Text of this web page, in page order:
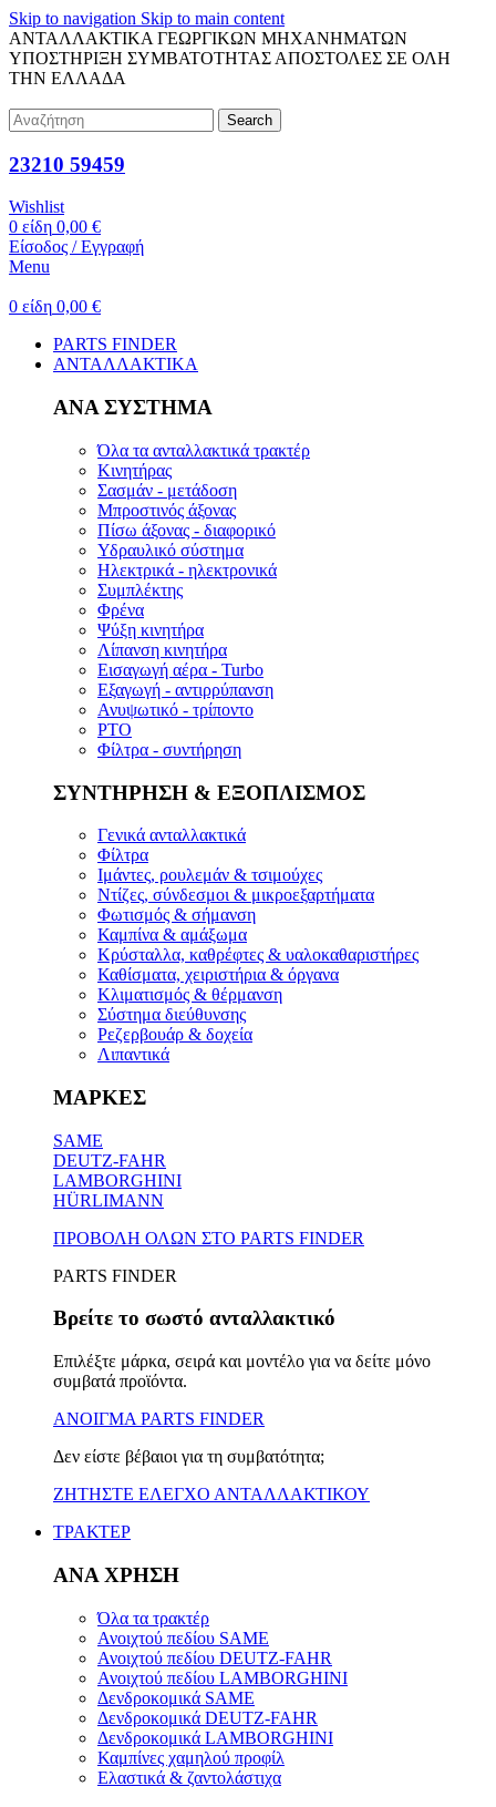
Skip to navigation Skip to main content
ΑΝΤΑΛΛΑΚΤΙΚΑ ΓΕΩΡΓΙΚΩΝ ΜΗΧΑΝΗΜΑΤΩΝ
ΥΠΟΣΤΗΡΙΞΗ ΣΥΜΒΑΤΟΤΗΤΑΣ ΑΠΟΣΤΟΛΕΣ ΣΕ ΟΛΗ
ΤΗΝ ΕΛΛΑΔΑ
Search
23210 59459
Wishlist
0 είδη 0,00 €
Είσοδος / Εγγραφή
Menu
0 είδη 0,00 €
PARTS FINDER
ΑΝΤΑΛΛΑΚΤΙΚΑ
ΑΝΑ ΣΥΣΤΗΜΑ
Όλα τα ανταλλακτικά τρακτέρ
Κινητήρας
Σασμάν - μετάδοση
Μπροστινός άξονας
Πίσω άξονας - διαφορικό
Υδραυλικό σύστημα
Ηλεκτρικά - ηλεκτρονικά
Συμπλέκτης
Φρένα
Ψύξη κινητήρα
Λίπανση κινητήρα
Εισαγωγή αέρα - Turbo
Εξαγωγή - αντιρρύπανση
Ανυψωτικό - τρίποντο
PTO
Φίλτρα - συντήρηση
ΣΥΝΤΗΡΗΣΗ & ΕΞΟΠΛΙΣΜΟΣ
Γενικά ανταλλακτικά
Φίλτρα
Ιμάντες, ρουλεμάν & τσιμούχες
Ντίζες, σύνδεσμοι & μικροεξαρτήματα
Φωτισμός & σήμανση
Καμπίνα & αμάξωμα
Κρύσταλλα, καθρέφτες & υαλοκαθαριστήρες
Καθίσματα, χειριστήρια & όργανα
Κλιματισμός & θέρμανση
Σύστημα διεύθυνσης
Ρεζερβουάρ & δοχεία
Λιπαντικά
ΜΑΡΚΕΣ
SAME
DEUTZ-FAHR
LAMBORGHINI
HÜRLIMANN
ΠΡΟΒΟΛΗ ΟΛΩΝ ΣΤΟ PARTS FINDER
PARTS FINDER
Βρείτε το σωστό ανταλλακτικό
Επιλέξτε μάρκα, σειρά και μοντέλο για να δείτε μόνο
συμβατά προϊόντα.
ΑΝΟΙΓΜΑ PARTS FINDER
Δεν είστε βέβαιοι για τη συμβατότητα;
ΖΗΤΗΣΤΕ ΕΛΕΓΧΟ ΑΝΤΑΛΛΑΚΤΙΚΟΥ
ΤΡΑΚΤΕΡ
ΑΝΑ ΧΡΗΣΗ
Όλα τα τρακτέρ
Ανοιχτού πεδίου SAME
Ανοιχτού πεδίου DEUTZ-FAHR
Ανοιχτού πεδίου LAMBORGHINI
Δενδροκομικά SAME
Δενδροκομικά DEUTZ-FAHR
Δενδροκομικά LAMBORGHINI
Καμπίνες χαμηλού προφίλ
Ελαστικά & ζαντολάστιχα